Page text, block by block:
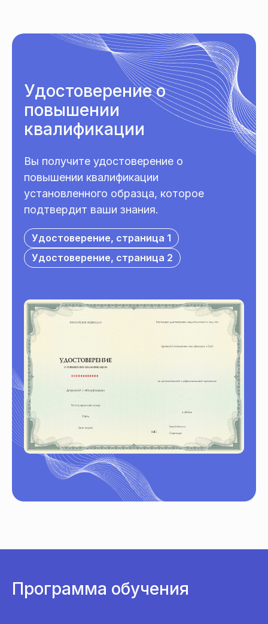
Удостоверение о
повышении
квалификации
Вы получите удостоверение о
повышении квалификации
установленного образца, которое
подтвердит ваши знания.
Удостоверение, страница 1
Удостоверение, страница 2
Программа обучения